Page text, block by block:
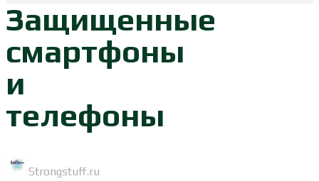
Защищенные
смартфоны
и
телефоны
Strongstuff.ru